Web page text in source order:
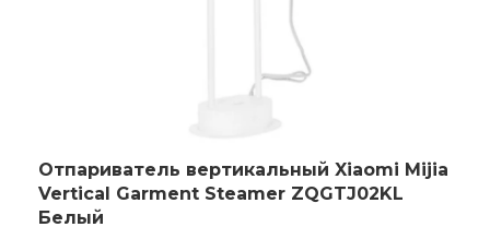
Отпариватель вертикальный Xiaomi Mijia
Vertical Garment Steamer ZQGTJ02KL
Белый